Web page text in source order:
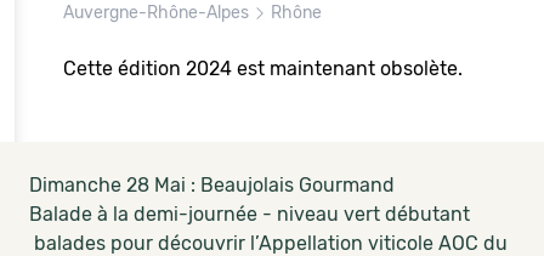
Auvergne-Rhône-Alpes Rhône
Cette édition 2024 est maintenant obsolète.
Dimanche 28 Mai : Beaujolais Gourmand
Balade à la demi-journée - niveau vert débutant
balades pour découvrir l’Appellation viticole AOC du